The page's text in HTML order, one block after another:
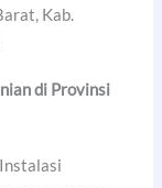
Kab.
di Provinsi